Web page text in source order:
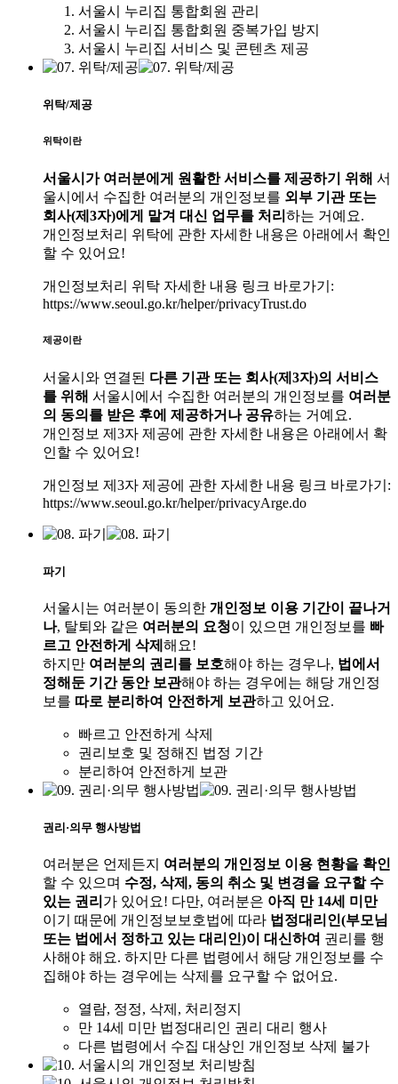
서울시 누리집 통합회원 관리
서울시 누리집 통합회원 중복가입 방지
서울시 누리집 서비스 및 콘텐츠 제공
위탁/제공
위탁이란
서울시가 여러분에게 원활한 서비스를 제공하기 위해 서
울시에서 수집한 여러분의 개인정보를 외부 기관 또는
회사(제3자)에게 맡겨 대신 업무를 처리 하는 거예요.
개인정보처리 위탁에 관한 자세한 내용은 아래에서 확인
할 수 있어요!
개인정보처리 위탁 자세한 내용 링크 바로가기:
https://www.seoul.go.kr/helper/privacyTrust.do
제공이란
서울시와 연결된 다른 기관 또는 회사(제3자)의 서비스
를 위해 서울시에서 수집한 여러분의 개인정보를 여러분
의 동의를 받은 후에 제공하거나 공유하는 거예요.
개인정보 제3자 제공에 관한 자세한 내용은 아래에서 확
인할 수 있어요!
개인정보 제3자 제공에 관한 자세한 내용 링크 바로가기:
https://www.seoul.go.kr/helper/privacyArge.do
파기
서울시는 여러분이 동의한 개인정보 이용 기간이 끝나거
나, 탈퇴와 같은 여러분의 요청이 있으면 개인정보를 빠
르고 안전하게 삭제 해요!
하지만 여러분의 권리를 보호해야 하는 경우나, 법에서
정해둔 기간 동안 보관해야 하는 경우에는 해당 개인정
보를 따로 분리하여 안전하게 보관하고 있어요.
빠르고 안전하게 삭제
권리보호 및 정해진 법정 기간
분리하여 안전하게 보관
권리·의무 행사방법
여러분은 언제든지 여러분의 개인정보 이용 현황을 확인
할 수 있으며 수정, 삭제, 동의 취소 및 변경을 요구할 수
있는 권리 가 있어요! 다만, 여러분은 아직 만 14세 미만
이기 때문에 개인정보보호법에 따라 법정대리인(부모님
또는 법에서 정하고 있는 대리인)이 대신하여 권리를 행
사해야 해요. 하지만 다른 법령에서 해당 개인정보를 수
집해야 하는 경우에는 삭제를 요구할 수 없어요.
열람, 정정, 삭제, 처리정지
만 14세 미만 법정대리인 권리 대리 행사
다른 법령에서 수집 대상인 개인정보 삭제 불가